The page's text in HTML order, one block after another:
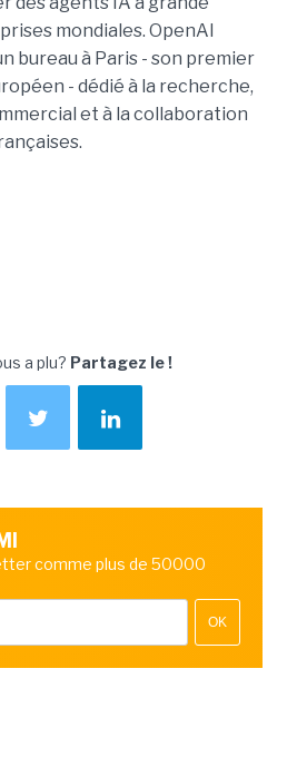
mondiales. OpenAI
bureau à Paris - son premier
- dédié à la recherche,
et à la collaboration
a plu? Partagez le !
comme plus de 50000
OK